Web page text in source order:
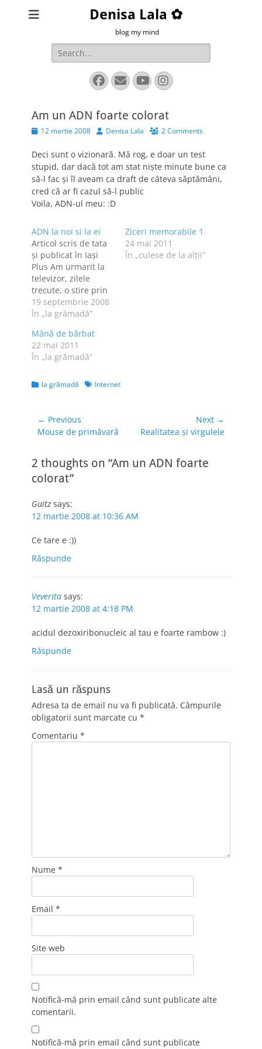
Denisa Lala ✿
blog my mind
Search
for:
Facebook
EmailYouTube
Instagram
Am un ADN foarte colorat
Posted12 martie 2008 AuthorDenisa Lala 2 Comments
Deci sunt o vizionară. Mă rog, e doar un test
stupid, dar dacă tot am stat nişte minute bune ca
să-l fac şi îl aveam ca draft de câteva săptămâni,
cred că ar fi cazul să-l public
Voila, ADN-ul meu: :D
ADN la noi si la ei
Articol scris de tata
şi publicat în Iaşi
Plus Am urmarit la
televizor, zilele
trecute, o stire prin
care eram informati
ca in America se
de a gasi cainele
care a indraznit sa-
si faca treaba mare
unde legea interzice
19 septembrie 2008
În „la grămadă”
Ziceri memorabile 1
24 mai 2011
În „culese de la alţii”
Mână de bărbat
22 mai 2011
În „la grămadă”
Categories
la grămadă TagsInternet
Navigare
în
← Previous
Previous
Mouse de primăvară
Next →
Next
Realitatea şi virgulele
2 thoughts on “Am un ADN foarte
colorat”
Guitz says:
12 martie 2008 at 10:36 AM
Ce tare e :))
Răspunde
Veverita says:
12 martie 2008 at 4:18 PM
acidul dezoxiribonucleic al tau e foarte rambow :)
Răspunde
Lasă un răspuns
Adresa ta de email nu va fi publicată. Câmpurile
obligatorii sunt marcate cu *
Comentariu *
Nume *
Email *
Site web
Notifică-mă prin email când sunt publicate alte
comentarii.
Notifică-mă prin email când sunt publicate